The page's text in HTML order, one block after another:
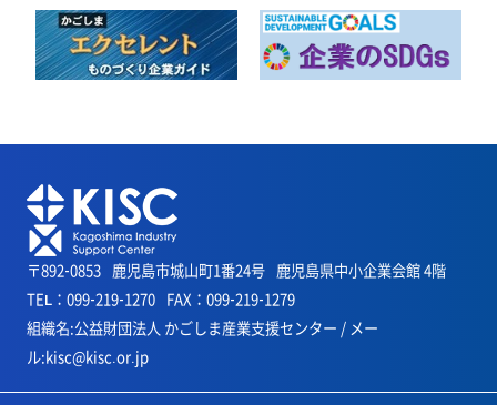
〒892-0853 鹿児島市城山町1番24号 鹿児島県中小企業会館 4階
TEL：099-219-1270 FAX：099-219-1279
組織名:公益財団法人 かごしま産業支援センター / メー
ル:kisc@kisc.or.jp